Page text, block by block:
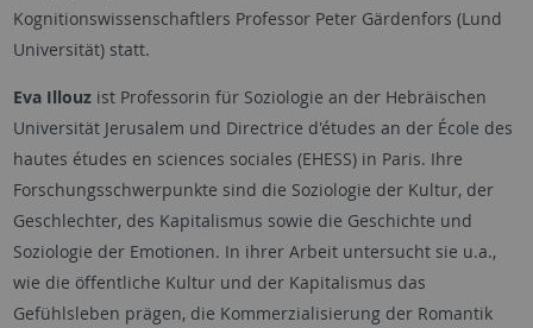
Kognitionswissenschaftlers Professor Peter Gärdenfors (Lund
Universität) statt.
Eva Illouzist Professorin für Soziologie an der Hebräischen
Universität Jerusalem und Directrice d'études an der École des
hautes études en sciences sociales (EHESS) in Paris. Ihre
Forschungsschwerpunkte sind die Soziologie der Kultur, der
Geschlechter, des Kapitalismus sowie die Geschichte und
Soziologie der Emotionen. In ihrer Arbeit untersucht sie u.a.,
wie die öffentliche Kultur und der Kapitalismus das
Gefühlsleben prägen, die Kommerzialisierung der Romantik